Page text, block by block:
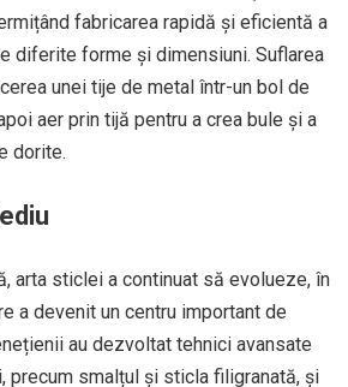
fabricarea rapidă și eficientă a
diferite forme și dimensiuni. Suflarea
unei tije de metal într-un bol de
aer prin tijă pentru a crea bule și a
dorite.
arta sticlei a continuat să evolueze, în
a devenit un centru important de
au dezvoltat tehnici avansate
precum smalțul și sticla filigranată, și